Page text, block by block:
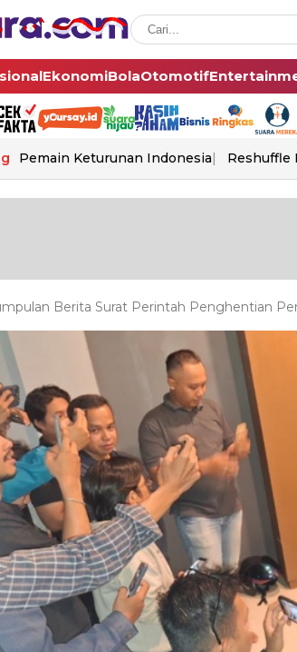
EkonomiBolaOtomotif
Pemain Keturunan Indonesia Reshuffle
Berita Surat Perintah Penghentian